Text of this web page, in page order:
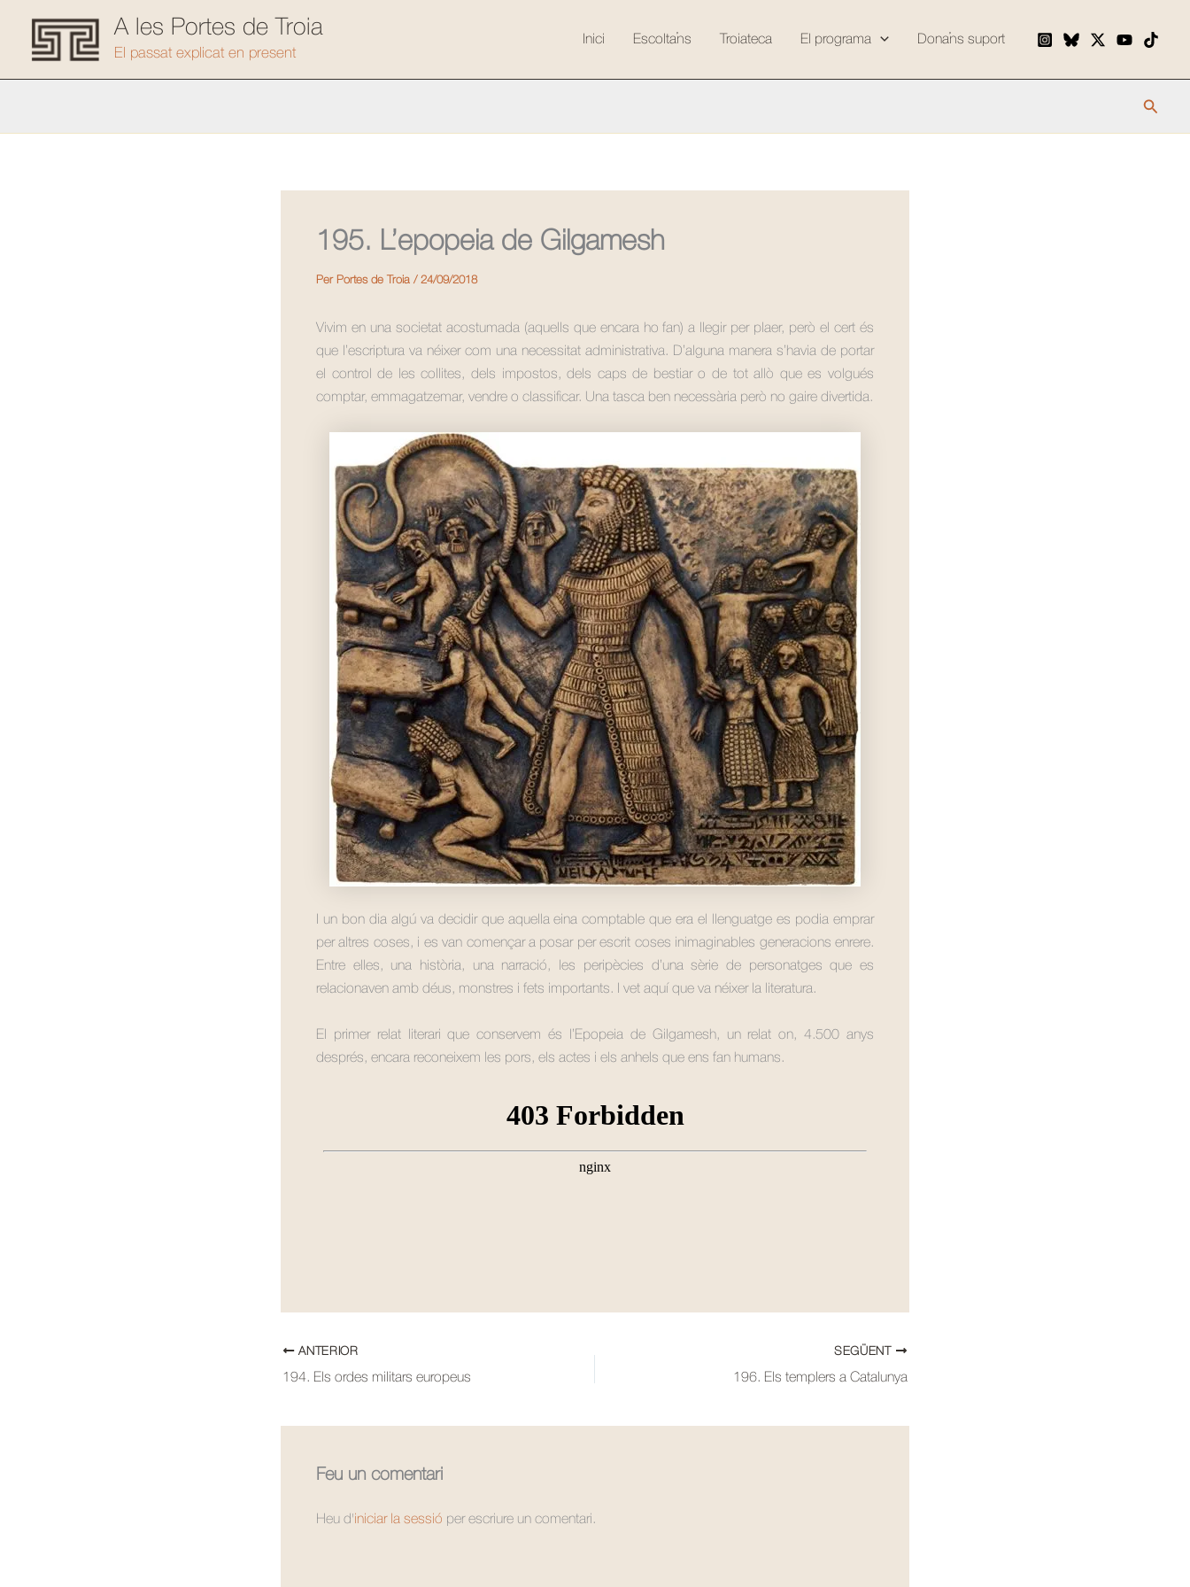
contingut
A les Portes de Troia
El passat explicat en present
Inici Escolta’ns Troiateca El programa Dona’ns suport
Cerca
195. L’epopeia de Gilgamesh
Per Portes de Troia / 24/09/2018
Vivim en una societat acostumada (aquells que encara ho fan) a llegir per plaer, però el cert és
que l’escriptura va néixer com una necessitat administrativa. D’alguna manera s’havia de portar
el control de les collites, dels impostos, dels caps de bestiar o de tot allò que es volgués
comptar, emmagatzemar, vendre o classificar. Una tasca ben necessària però no gaire divertida.
I un bon dia algú va decidir que aquella eina comptable que era el llenguatge es podia emprar
per altres coses, i es van començar a posar per escrit coses inimaginables generacions enrere.
Entre elles, una història, una narració, les peripècies d’una sèrie de personatges que es
relacionaven amb déus, monstres i fets importants. I vet aquí que va néixer la literatura.
El primer relat literari que conservem és l’Epopeia de Gilgamesh, un relat on, 4.500 anys
després, encara reconeixem les pors, els actes i els anhels que ens fan humans.
ANTERIOR
194. Els ordes militars europeus
SEGÜENT
196. Els templers a Catalunya
Feu un comentari
Heu d'iniciar la sessió per escriure un comentari.